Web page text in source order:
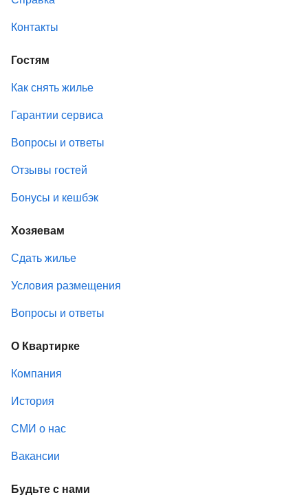
Контакты
Гостям
Как снять жилье
Гарантии сервиса
Вопросы и ответы
Отзывы гостей
Бонусы и кешбэк
Хозяевам
Сдать жилье
Условия размещения
Вопросы и ответы
О Квартирке
Компания
История
СМИ о нас
Вакансии
Будьте с нами